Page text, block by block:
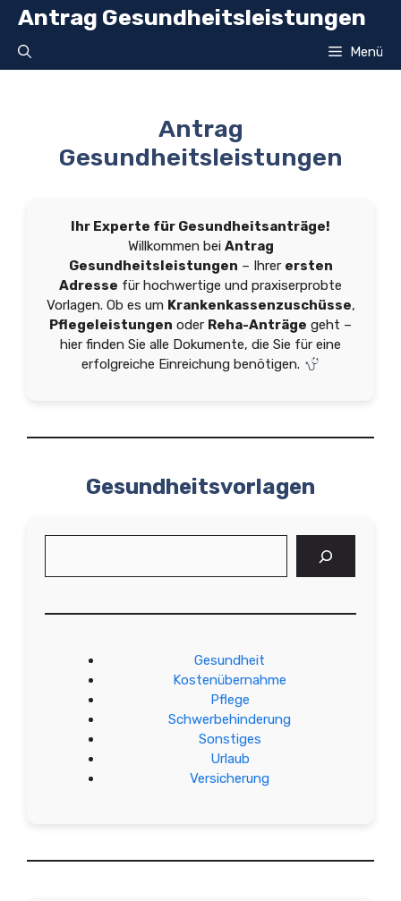
Zum
Inhalt
springen
Antrag Gesundheitsleistungen
Menü
Antrag
Gesundheitsleistungen
Ihr Experte für Gesundheitsanträge!
Willkommen bei Antrag
Gesundheitsleistungen – Ihrer ersten
Adresse für hochwertige und praxiserprobte
Vorlagen. Ob es um Krankenkassenzuschüsse,
Pflegeleistungen oder Reha-Anträge geht –
hier finden Sie alle Dokumente, die Sie für eine
erfolgreiche Einreichung benötigen.
Gesundheitsvorlagen
Gesundheit
Kostenübernahme
Pflege
Schwerbehinderung
Sonstiges
Urlaub
Versicherung